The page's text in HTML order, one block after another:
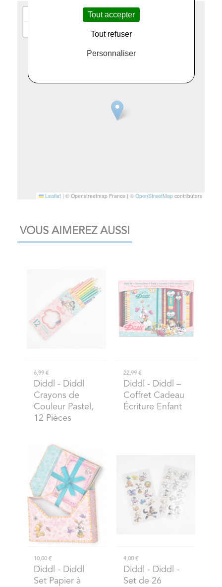
Leaflet | © Openstreetmap France | © OpenStreetMap contributors
VOUS AIMEREZ AUSSI
6,99 €
Diddl
- Diddl
Crayons de
Couleur Pastel,
12 Pièces
22,99 €
Diddl
- Diddl –
Coffret Cadeau
Écriture Enfant
10,00 €
Diddl
- Diddl
Set Papier à
4,00 €
Diddl
- Diddl -
Set de 26
Tout accepter
Tout refuser
Personnaliser